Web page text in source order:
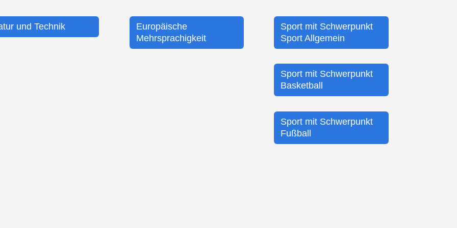
und Technik
Europäische
Mehrsprachigkeit
Sport mit Schwerpunkt
Sport Allgemein
Sport mit Schwerpunkt
Basketball
Sport mit Schwerpunkt
Fußball